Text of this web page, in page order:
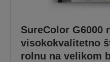
SureColor G6000
visokokvalitetno
rolnu na velikom